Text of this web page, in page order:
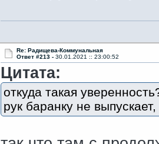
Re: Радищева-Коммунальная
Ответ #213 - 30.01.2021 :: 23:00:52
Цитата:
откуда такая
рук баранку не